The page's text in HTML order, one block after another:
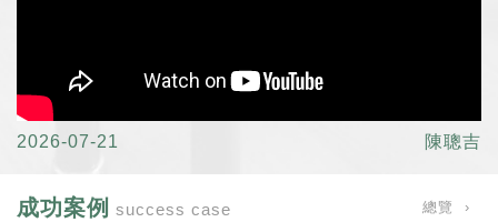
2026-07-21 陳聰吉
成功案例 success case 總覽 ›